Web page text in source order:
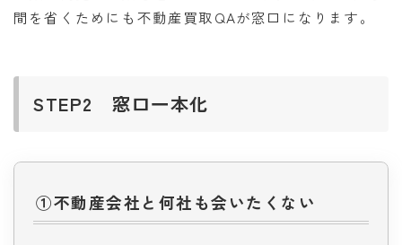
間を省くためにも不動産買取QAが窓口になります。
STEP2 窓口一本化
①不動産会社と何社も会いたくない